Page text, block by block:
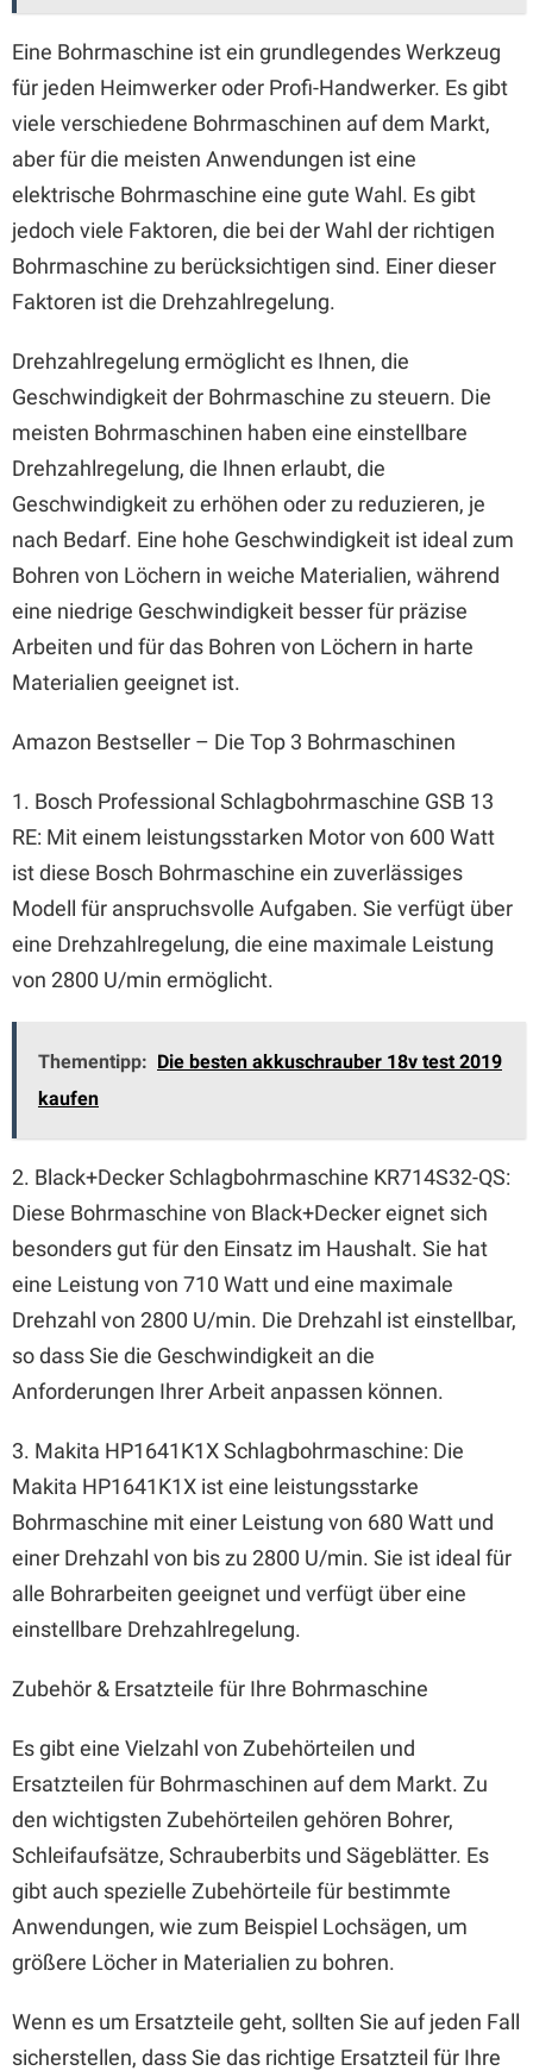
Eine Bohrmaschine ist ein grundlegendes Werkzeug
für jeden Heimwerker oder Profi-Handwerker. Es gibt
viele verschiedene Bohrmaschinen auf dem Markt,
aber für die meisten Anwendungen ist eine
elektrische Bohrmaschine eine gute Wahl. Es gibt
jedoch viele Faktoren, die bei der Wahl der richtigen
Bohrmaschine zu berücksichtigen sind. Einer dieser
Faktoren ist die Drehzahlregelung.
Drehzahlregelung ermöglicht es Ihnen, die
Geschwindigkeit der Bohrmaschine zu steuern. Die
meisten Bohrmaschinen haben eine einstellbare
Drehzahlregelung, die Ihnen erlaubt, die
Geschwindigkeit zu erhöhen oder zu reduzieren, je
nach Bedarf. Eine hohe Geschwindigkeit ist ideal zum
Bohren von Löchern in weiche Materialien, während
eine niedrige Geschwindigkeit besser für präzise
Arbeiten und für das Bohren von Löchern in harte
Materialien geeignet ist.
Amazon Bestseller – Die Top 3 Bohrmaschinen
1. Bosch Professional Schlagbohrmaschine GSB 13
RE: Mit einem leistungsstarken Motor von 600 Watt
ist diese Bosch Bohrmaschine ein zuverlässiges
Modell für anspruchsvolle Aufgaben. Sie verfügt über
eine Drehzahlregelung, die eine maximale Leistung
von 2800 U/min ermöglicht.
Thementipp: Die besten akkuschrauber 18v test 2019
kaufen
2. Black+Decker Schlagbohrmaschine KR714S32-QS:
Diese Bohrmaschine von Black+Decker eignet sich
besonders gut für den Einsatz im Haushalt. Sie hat
eine Leistung von 710 Watt und eine maximale
Drehzahl von 2800 U/min. Die Drehzahl ist einstellbar,
so dass Sie die Geschwindigkeit an die
Anforderungen Ihrer Arbeit anpassen können.
3. Makita HP1641K1X Schlagbohrmaschine: Die
Makita HP1641K1X ist eine leistungsstarke
Bohrmaschine mit einer Leistung von 680 Watt und
einer Drehzahl von bis zu 2800 U/min. Sie ist ideal für
alle Bohrarbeiten geeignet und verfügt über eine
einstellbare Drehzahlregelung.
Zubehör & Ersatzteile für Ihre Bohrmaschine
Es gibt eine Vielzahl von Zubehörteilen und
Ersatzteilen für Bohrmaschinen auf dem Markt. Zu
den wichtigsten Zubehörteilen gehören Bohrer,
Schleifaufsätze, Schrauberbits und Sägeblätter. Es
gibt auch spezielle Zubehörteile für bestimmte
Anwendungen, wie zum Beispiel Lochsägen, um
größere Löcher in Materialien zu bohren.
Wenn es um Ersatzteile geht, sollten Sie auf jeden Fall
sicherstellen, dass Sie das richtige Ersatzteil für Ihre